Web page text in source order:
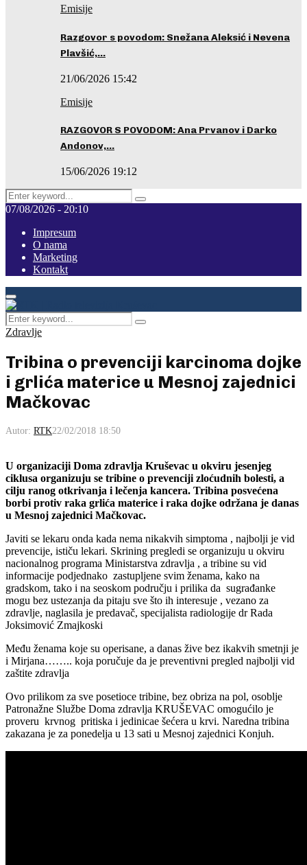
Emisije
Razgovor s povodom: Snežana Aleksić i Nevena
Plavšić,…
21/06/2026 15:42
Emisije
RAZGOVOR S POVODOM: Ana Prvanov i Darko
Andonov,…
15/06/2026 19:12
Search
for:
Pretraga
07/08/2026 - 20:10
Impresum
O nama
Marketing
Kontakt
Facebook
Instagram
Youtube
Primary
Menu
Search
for:
Pretraga
Zdravlje
Tribina o prevenciji karcinoma dojke
i grlića materice u Mesnoj zajednici
Mačkovac
Autor: RTK22/02/2018 18:50
U organizaciji Doma zdravlja Kruševac u okviru jesenjeg
ciklusa organizuju se tribine o prevenciji zloćudnih bolesti, a
cilju ranog otkrivanja i lečenja kancera. Tribina posvećena
borbi protiv raka grlića materice i raka dojke održana je danas
u Mesnoj zajednici Mačkovac.
Javiti se lekaru onda kada nema nikakvih simptoma , najbolji je vid
prevencije, ističu lekari. Skrining pregledi se organizuju u okviru
nacionalnog programa Ministarstva zdravlja , a tribine su vid
informacije podjednako zastupljene svim ženama, kako na
gradskom, tako i na seoskom području i prilika da sugrađanke
mogu bez ustezanja da pitaju sve što ih interesuje , vezano za
zdravlje, naglasila je predavač, specijalista radiologije dr Rada
Joksimović Zmajkoski
Među ženama koje su operisane, a danas žive bez ikakvih smetnji je
i Mirjana…….. koja poručuje da je preventivni pregled najbolji vid
zaštite zdravlja
Ovo prilikom za sve posetioce tribine, bez obriza na pol, osoblje
Patronažne Službe Doma zdravlja KRUŠEVAC omogućilo je
proveru krvnog pritiska i jedinicae šećera u krvi. Naredna tribina
zakazana je za ponedelja u 13 sati u Mesnoj zajednici Konjuh.